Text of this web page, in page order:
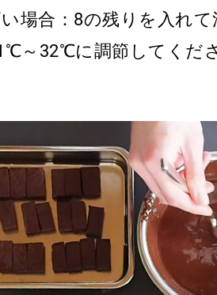
場合：8の残りを入れ
～32℃に調節してくだ